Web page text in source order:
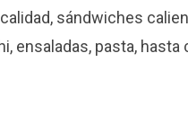
sándwiches
ensaladas, pasta,